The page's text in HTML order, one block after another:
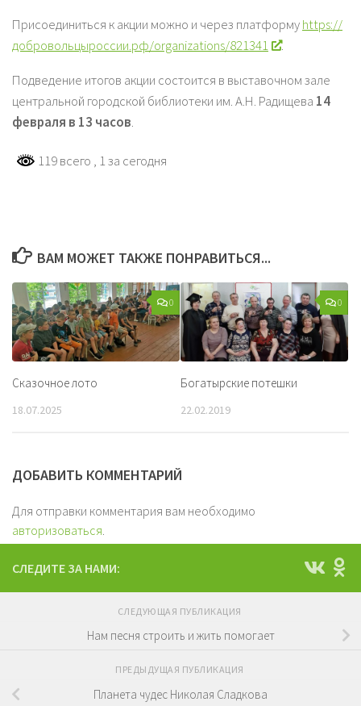
Присоединиться к акции можно и через платформуhttps://
добровольцыроссии.рф/organizations/821341
.
Подведение итогов акции состоится в выставочном зале
центральной городской библиотеки им. А.Н. Радищева 14
февраля в 13 часов.
119 всего , 1 за сегодня
ВАМ МОЖЕТ ТАКЖЕ ПОНРАВИТЬСЯ...
0
Сказочное лото
18.07.2025
0
Богатырские потешки
22.02.2019
ДОБАВИТЬ КОММЕНТАРИЙ
Для отправки комментария вам необходимо
авторизоваться
СЛЕДИТЕ ЗА НАМИ:
СЛЕДУЮЩАЯ ПУБЛИКАЦИЯ
Нам песня строить и жить помогает
ПРЕДЫДУЩАЯ ПУБЛИКАЦИЯ
Планета чудес Николая Сладкова